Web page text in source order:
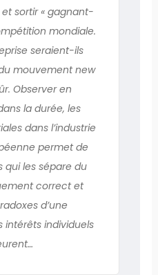
sortir « gagnant-
mondiale.
seraient-ils
mouvement new
Observer en
la durée, les
dans l’industrie
permet de
qui les sépare du
correct et
d’une
intérêts individuels